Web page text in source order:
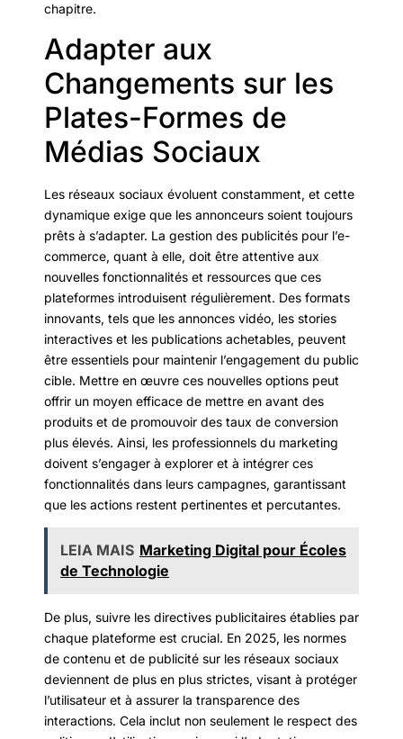
chapitre.
Adapter aux
Changements sur les
Plates-Formes de
Médias Sociaux
Les réseaux sociaux évoluent constamment, et cette
dynamique exige que les annonceurs soient toujours
prêts à s’adapter. La gestion des publicités pour l’e-
commerce, quant à elle, doit être attentive aux
nouvelles fonctionnalités et ressources que ces
plateformes introduisent régulièrement. Des formats
innovants, tels que les annonces vidéo, les stories
interactives et les publications achetables, peuvent
être essentiels pour maintenir l’engagement du public
cible. Mettre en œuvre ces nouvelles options peut
offrir un moyen efficace de mettre en avant des
produits et de promouvoir des taux de conversion
plus élevés. Ainsi, les professionnels du marketing
doivent s’engager à explorer et à intégrer ces
fonctionnalités dans leurs campagnes, garantissant
que les actions restent pertinentes et percutantes.
LEIA MAIS Marketing Digital pour Écoles
de Technologie
De plus, suivre les directives publicitaires établies par
chaque plateforme est crucial. En 2025, les normes
de contenu et de publicité sur les réseaux sociaux
deviennent de plus en plus strictes, visant à protéger
l’utilisateur et à assurer la transparence des
interactions. Cela inclut non seulement le respect des